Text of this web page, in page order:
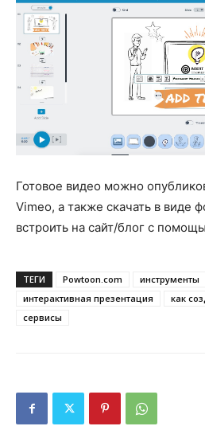
Готовое видео можно
Vimeo, а также скачать в виде
встроить на сайт/блог с
ТЕГИ Powtoon.com
инструменты
интерактивная презентация
как
сервисы